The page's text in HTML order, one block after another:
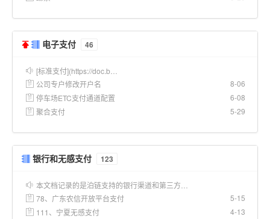
电子支付 46
[标准支付](https://doc.b…
公司专户修改开户名
8-06
停车场ETC支付通道配置
6-08
聚合支付
5-29
银行和无感支付 123
本文档记录的是泊链支持的银行渠道和第三方…
78、广东农信开放平台支付
5-15
111、宁夏无感支付
4-13